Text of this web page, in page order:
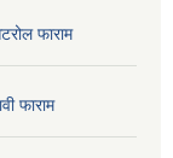
फाराम
फाराम